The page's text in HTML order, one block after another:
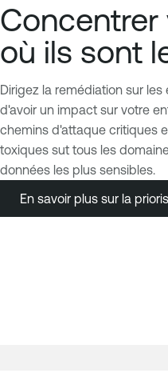
où ils sont
Dirigez la remédiation sur
d'avoir un impact sur votre
chemins d'attaque critiques
toxiques sut tous les
données les plus sensibles.
En savoir plus sur la